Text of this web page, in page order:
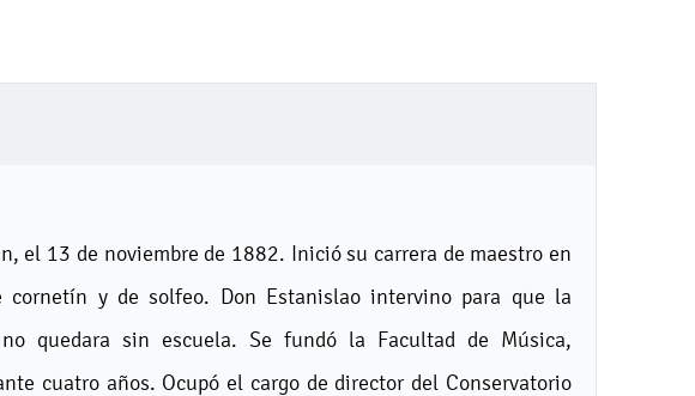
el 13 de noviembre de 1882. Inició su carrera de maestro en
cornetín y de solfeo. Don Estanislao intervino para que la
quedara sin escuela. Se fundó la Facultad de Música,
cuatro años. Ocupó el cargo de director del Conservatorio